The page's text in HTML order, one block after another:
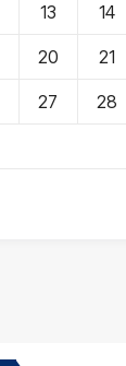
13 14
20 21
27 28